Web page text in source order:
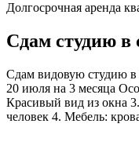
Долгосрочная аренда
Сдам студию в
Сдам видовую студию
20 июля на 3 месяца
Красивый вид из окна
человек 4. Мебель: